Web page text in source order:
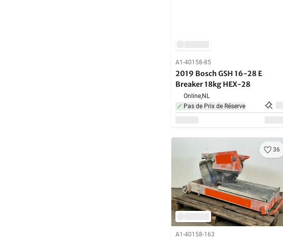
A1-40158-85
2019 Bosch GSH 16-28 E
Breaker 18kg HEX-28
Online,NL
Pas de Prix de Réserve
36
A1-40158-163